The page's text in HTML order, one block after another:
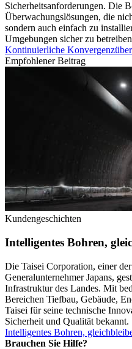
Sicherheitsanforderungen. Die
Überwachungslösungen, die
sondern auch einfach zu
Umgebungen sicher zu
Kontinuierliche
Empfohlener Beitrag
Kundengeschichten
Intelligentes Bohren,
Die Taisei Corporation, einer
Generalunternehmer Japans,
Infrastruktur des Landes. Mit
Bereichen Tiefbau, Gebäude,
Taisei für seine technische
Sicherheit und Qualität bekannt.
Intelligentes Bohren,
Brauchen Sie Hilfe?